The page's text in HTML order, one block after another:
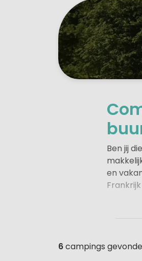
Ben jij
en
Een
graag
heerlijk
een
6campings